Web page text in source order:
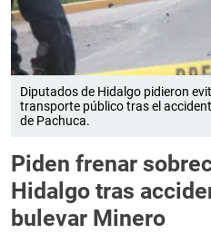
Diputados de Hidalgo pidieron
transporte público tras el
de Pachuca.
Piden frenar
Hidalgo tras
bulevar Minero